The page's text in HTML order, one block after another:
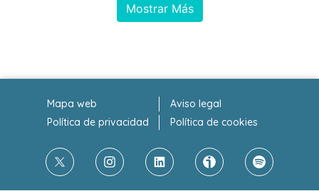
Mostrar Más
Mapa web
Aviso legal
Política de privacidad
Política de cookies